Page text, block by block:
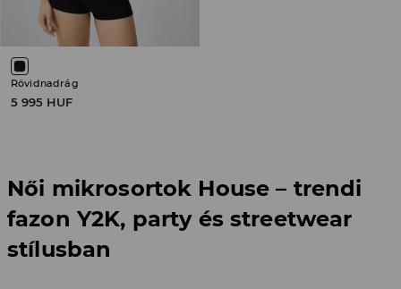
Rövidnadrág
5 995 HUF
Női mikrosortok House – trendi
fazon Y2K, party és streetwear
stílusban